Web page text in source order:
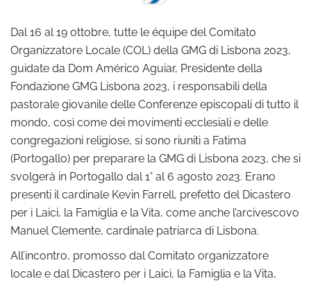
Dal 16 al 19 ottobre, tutte le équipe del Comitato
Organizzatore Locale (COL) della GMG di Lisbona 2023,
guidate da Dom Américo Aguiar, Presidente della
Fondazione GMG Lisbona 2023, i responsabili della
pastorale giovanile delle Conferenze episcopali di tutto il
mondo, così come dei movimenti ecclesiali e delle
congregazioni religiose, si sono riuniti a Fatima
(Portogallo) per preparare la GMG di Lisbona 2023, che si
svolgerà in Portogallo dal 1° al 6 agosto 2023. Erano
presenti il cardinale Kevin Farrell, prefetto del Dicastero
per i Laici, la Famiglia e la Vita, come anche l’arcivescovo
Manuel Clemente, cardinale patriarca di Lisbona.
All’incontro, promosso dal Comitato organizzatore
locale e dal Dicastero per i Laici, la Famiglia e la Vita,